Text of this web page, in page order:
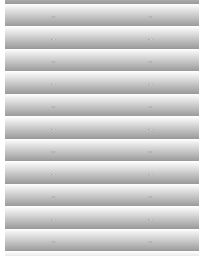
… …
… …
… …
… …
… …
… …
… …
… …
… …
… …
… …